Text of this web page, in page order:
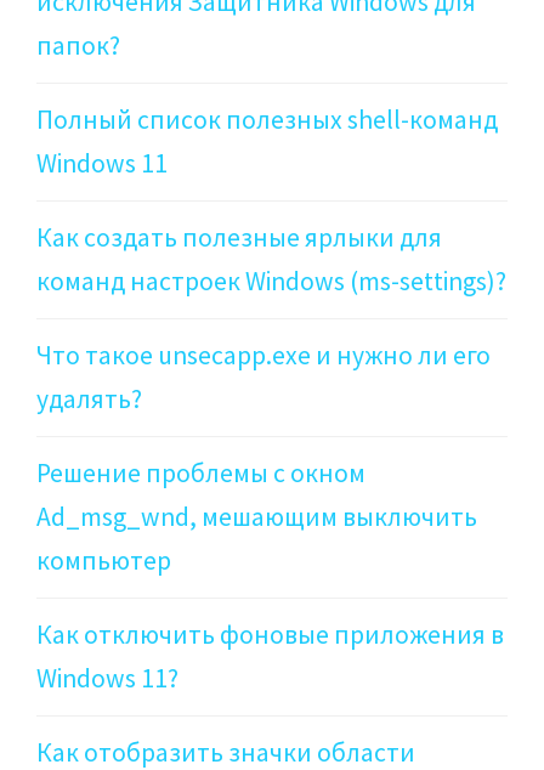
папок?
Полный список полезных shell-команд
Windows 11
Как создать полезные ярлыки для
команд настроек Windows (ms-settings)?
Что такое unsecapp.exe и нужно ли его
удалять?
Решение проблемы с окном
Ad_msg_wnd, мешающим выключить
компьютер
Как отключить фоновые приложения в
Windows 11?
Как отобразить значки области